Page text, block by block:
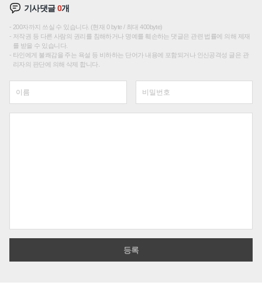
기사댓글0개
200자까지 쓰실 수 있습니다. (현재 0 byte / 최대 400byte)
저작권 등 다른 사람의 권리를 침해하거나 명예를 훼손하는 댓글은 관련 법률에 의해 제재
를 받을 수 있습니다.
타인에게 불쾌감을 주는 욕설 등 비하하는 단어가 내용에 포함되거나 인신공격성 글은 관
리자의 판단에 의해 삭제 합니다.